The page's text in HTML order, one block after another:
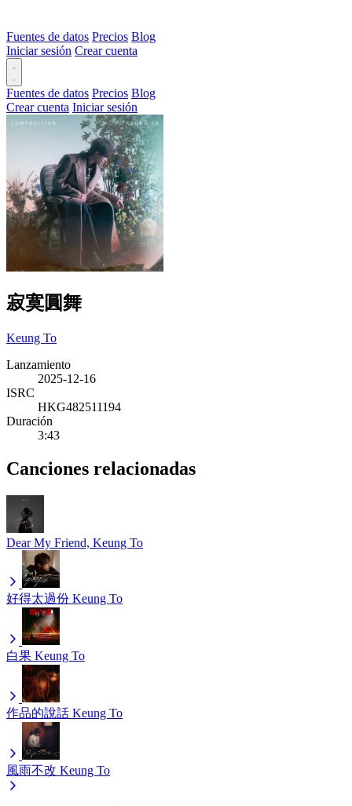
Fuentes de datos Precios Blog
Iniciar sesión Crear cuenta
Fuentes de datos Precios Blog
Crear cuenta Iniciar sesión
寂寞圓舞
Keung To
Lanzamiento
2025-12-16
ISRC
HKG482511194
Duración
3:43
Canciones relacionadas
Dear My Friend, Keung To
好得太過份 Keung To
白果 Keung To
作品的說話 Keung To
風雨不改 Keung To